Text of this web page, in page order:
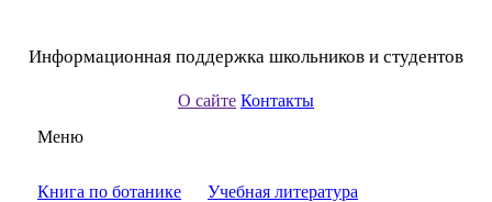
Информационная поддержка школьников и студентов
О сайте Контакты
Меню
Книга по ботанике Учебная литература